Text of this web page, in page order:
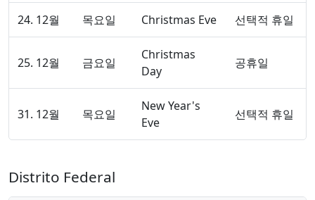
24. 12월 목요일 Christmas Eve 선택적 휴일
25. 12월 금요일
Christmas
Day
공휴일
31. 12월 목요일
New Year's
Eve
선택적 휴일
Distrito Federal